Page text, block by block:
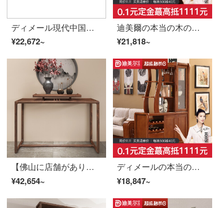
ディメール現代中国式の木造酒販店の玄関棚の3つのドアを開けます。多機能ロッカーの酒棚の胡桃色の3つのドアです。
¥22,672~
迪美爾の本当の木の間のホールの戸棚の仕切りの戸棚の玄関の戸棚の双門の酒屋の現代簡単な中国式の玄関の戸棚の胡桃色の中国式胡桃色の双門
¥21,818~
【佛山に店舗があります】慕尼思丹の玄関台の実木二階建て玄関の台北美輸入黒胡桃の木条案新中国式客間茶台（サイズはカスタマイズ可能）黒胡桃の木玄関台【北米輸入黒胡桃の木＋カスタマイズ可能サイズ】
¥42,654~
ディメールの本当の木の間のホールの戸棚の仕切りの戸棚の玄関の戸棚の2つの扉の酒屋の現代の簡単な中国式の玄関の戸棚の間のホールの戸棚
¥18,847~